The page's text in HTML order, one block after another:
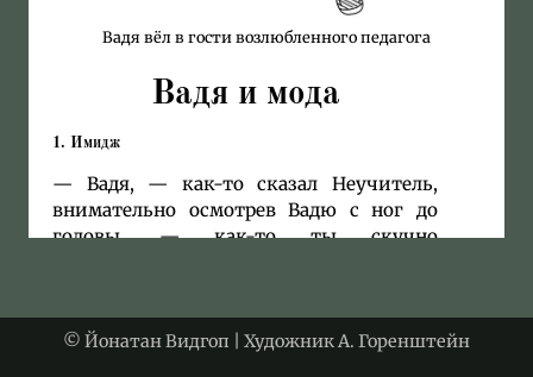
© Йонатан Видгоп | Художник А. Горенштейн
Вадя вёл в гости возлюбленного педагога
Вадя и мода
1. Имидж
— Вадя, — как-то сказал Неучитель,
внимательно осмотрев Вадю с ног до
головы, — как-то ты скучно
Неучитель прав. Из зеркала на него
смотрела унылая физиономия с